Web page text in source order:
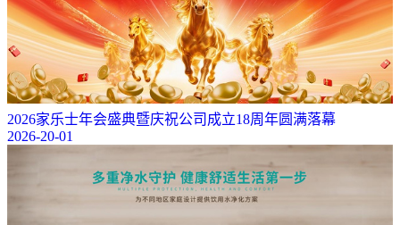
2026家乐士年会盛典暨庆祝公司成立18周年圆满落幕
2026-20-01